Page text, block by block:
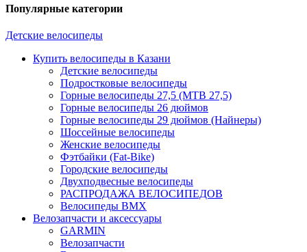
Популярные категории
Детские велосипеды
Купить велосипеды в Казани
Детские велосипеды
Подростковые велосипеды
Горные велосипеды 27,5 (MTB 27,5)
Горные велосипеды 26 дюймов
Горные велосипеды 29 дюймов (Найнеры)
Шоссейные велосипеды
Женские велосипеды
Фэтбайки (Fat-Bike)
Городские велосипеды
Двухподвесные велосипеды
РАСПРОДАЖА ВЕЛОСИПЕДОВ
Велосипеды BMX
Велозапчасти и аксессуары
GARMIN
Велозапчасти